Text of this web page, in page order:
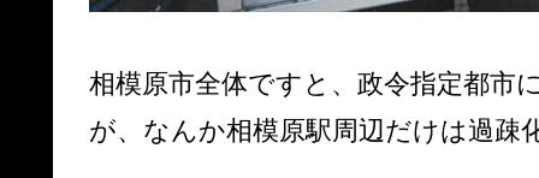
相模原市全体ですと、政令指定都市
が、なんか相模原駅周辺だけは過疎